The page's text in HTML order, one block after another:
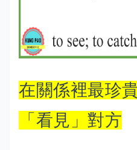
在關係裡最珍
「看見」對方